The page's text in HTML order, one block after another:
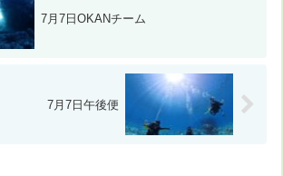
7月7日OKANチーム
7月7日午後便